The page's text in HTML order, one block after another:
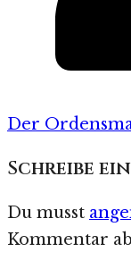
Der
Schreibe
Du musst
Kommentar